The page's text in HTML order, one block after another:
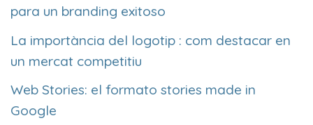
para un branding exitoso
La importància del logotip : com destacar en
un mercat competitiu
Web Stories: el formato stories made in
Google